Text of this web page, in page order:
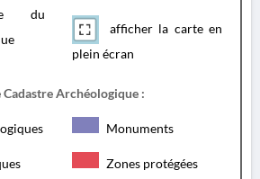
du
afficher la carte en
plein écran
Archéologique :
Monuments
Zones protégées